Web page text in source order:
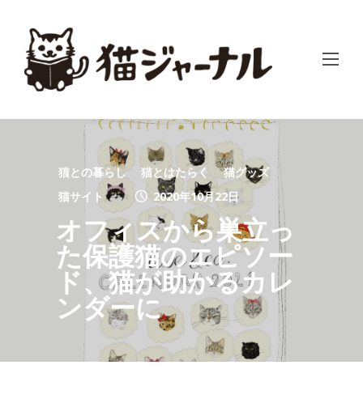
猫との暮らし 猫とはたらく
猫グッズ
猫サイト
2020年10月22日
オフィスから巣立っ
た保護猫のエピソー
ド、猫が助かるカレ
ンダーに